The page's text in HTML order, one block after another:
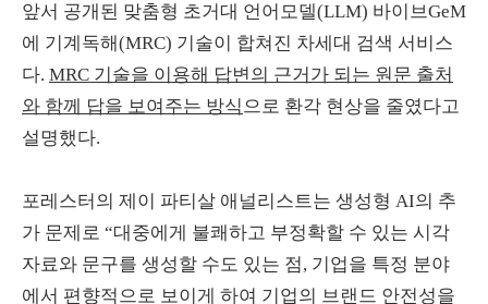
앞서 공개된 맞춤형 초거대 언어모델(LLM) 바이브GeM
에 기계독해(MRC) 기술이 합쳐진 차세대 검색 서비스
다. MRC 기술을 이용해 답변의 근거가 되는 원문 출처
와 함께 답을 보여주는 방식으로 환각 현상을 줄였다고
설명했다.
포레스터의 제이 파티살 애널리스트는 생성형 AI의 추
가 문제로 “대중에게 불쾌하고 부정확할 수 있는 시각
자료와 문구를 생성할 수도 있는 점, 기업을 특정 분야
에서 편향적으로 보이게 하여 기업의 브랜드 안전성을